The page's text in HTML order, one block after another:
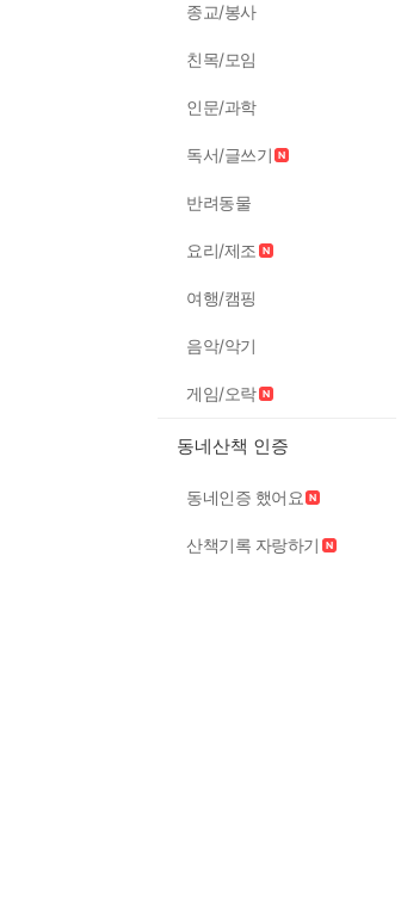
종교/봉사
친목/모임
인문/과학
독서/글쓰기
반려동물
요리/제조
여행/캠핑
음악/악기
게임/오락
동네산책 인증
동네인증 했어요
산책기록 자랑하기